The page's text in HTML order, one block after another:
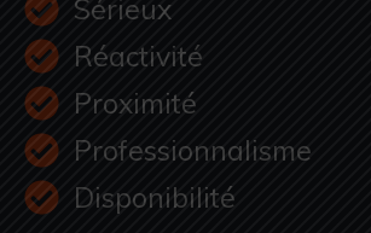
Sérieux
Réactivité
Proximité
Professionnalisme
Disponibilité